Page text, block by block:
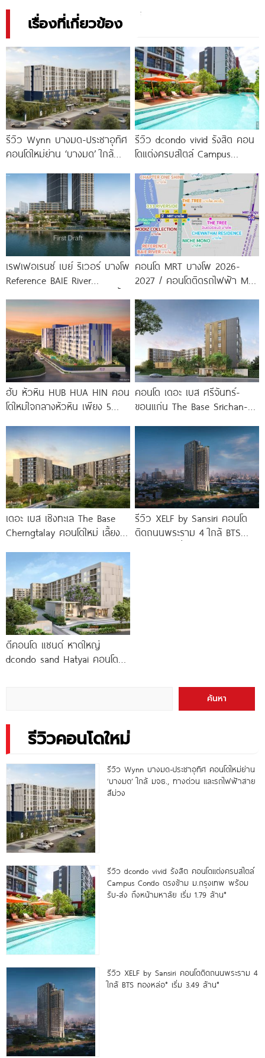
เรื่องที่เกี่ยวข้อง
รีวิว Wynn บางมด-ประชาอุทิศ
คอนโดใหม่ย่าน ‘บางมด’ ใกล้
สายสีม่วง
รีวิว dcondo vivid รังสิต คอน
โดแต่งครบสไตล์ Campus
พร้อมรับ-ส่ง
เรฟเฟอเรนซ์ เบย์ ริเวอร์ บางโพ
Reference BAIE River
จาก
คอนโด MRT บางโพ 2026-
2027 / คอนโดติดรถไฟฟ้า MRT
ฮับ หัวหิน HUB HUA HIN คอน
โดใหม่ใจกลางหัวหิน เพียง 5
คอนโด เดอะ เบส ศรีจันทร์-
ขอนแก่น The Base Srichan-
ขอนแก่น
เดอะ เบส เชิงทะเล The Base
Cherngtalay คอนโดใหม่ เลี้ยง
รีวิว XELF by Sansiri คอนโด
ติดถนนพระราม 4 ใกล้ BTS
ดีคอนโด แซนด์ หาดใหญ่
dcondo sand Hatyai คอนโด
ค้นหา
รีวิวคอนโดใหม่
รีวิว Wynn บางมด-ประชาอุทิศ คอนโดใหม่ย่าน
‘บางมด’ ใกล้ มจธ., ทางด่วน และรถไฟฟ้าสาย
สีม่วง
รีวิว dcondo vivid รังสิต คอนโดแต่งครบสไตล์
Campus Condo ตรงข้าม ม.กรุงเทพ พร้อม
รับ-ส่ง ถึงหน้ามหาลัย เริ่ม 1.79 ล้าน*
รีวิว XELF by Sansiri คอนโดติดถนนพระราม 4
ใกล้ BTS ทองหล่อ* เริ่ม 3.49 ล้าน*